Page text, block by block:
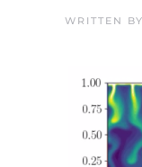
WRITTEN BY